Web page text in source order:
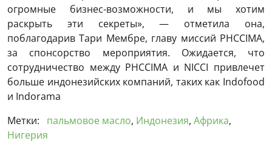
огромные бизнес-возможности, и мы хотим
раскрыть эти секреты», — отметила она,
поблагодарив Тари Мембре, главу миссий PHCCIMA,
за спонсорство мероприятия. Ожидается, что
сотрудничество между PHCCIMA и NICCI привлечет
больше индонезийских компаний, таких как Indofood
и Indorama
Метки:
пальмовое масло, Индонезия, Африка,
Нигерия